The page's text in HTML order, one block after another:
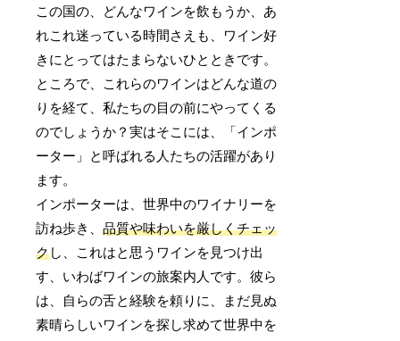
この国の、どんなワインを飲もうか、あ
れこれ迷っている時間さえも、ワイン好
きにとってはたまらないひとときです。
ところで、これらのワインはどんな道の
りを経て、私たちの目の前にやってくる
のでしょうか？実はそこには、「インポ
ーター」と呼ばれる人たちの活躍があり
ます。
インポーターは、世界中のワイナリーを
訪ね歩き、品質や味わいを厳しくチェッ
クし、これはと思うワインを見つけ出
す、いわばワインの旅案内人です。彼ら
は、自らの舌と経験を頼りに、まだ見ぬ
素晴らしいワインを探し求めて世界中を